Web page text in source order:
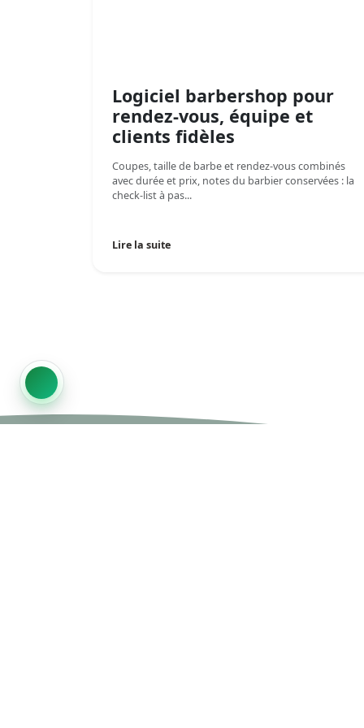
Logiciel barbershop pour
rendez-vous, équipe et
clients fidèles
Coupes, taille de barbe et rendez-vous combinés
avec durée et prix, notes du barbier conservées : la
check-list à pas...
Lire la suite